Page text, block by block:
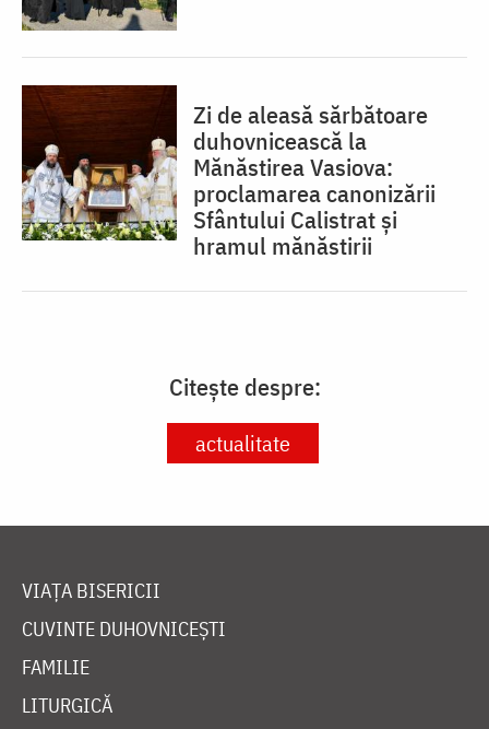
Zi de aleasă sărbătoare
duhovnicească la
Mănăstirea Vasiova:
proclamarea canonizării
Sfântului Calistrat și
hramul mănăstirii
Citește despre:
actualitate
VIAȚA BISERICII
CUVINTE DUHOVNICEȘTI
FAMILIE
LITURGICĂ